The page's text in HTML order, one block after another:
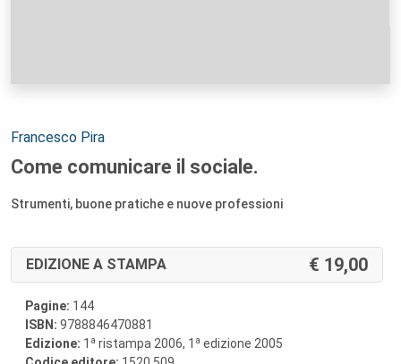
Autori:
Francesco Pira
Come comunicare il sociale.
Strumenti, buone pratiche e nuove professioni
EDIZIONE A STAMPA 19,00
Pagine: 144
ISBN: 9788846470881
Edizione: 1 a ristampa 2006, 1 a edizione 2005